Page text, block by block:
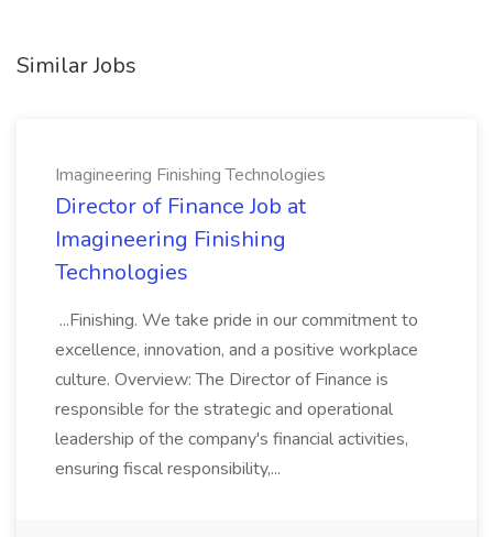
Similar Jobs
Imagineering Finishing Technologies
Director of Finance Job at
Imagineering Finishing
Technologies
...Finishing. We take pride in our commitment to
excellence, innovation, and a positive workplace
culture. Overview: The Director of Finance is
responsible for the strategic and operational
leadership of the company's financial activities,
ensuring fiscal responsibility,...